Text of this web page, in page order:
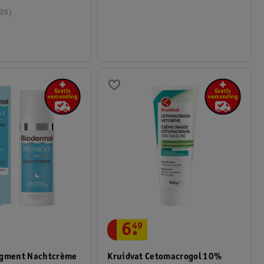
20
Nachtcrème
Kruidvat Cetomacrogol 10%
6.
49